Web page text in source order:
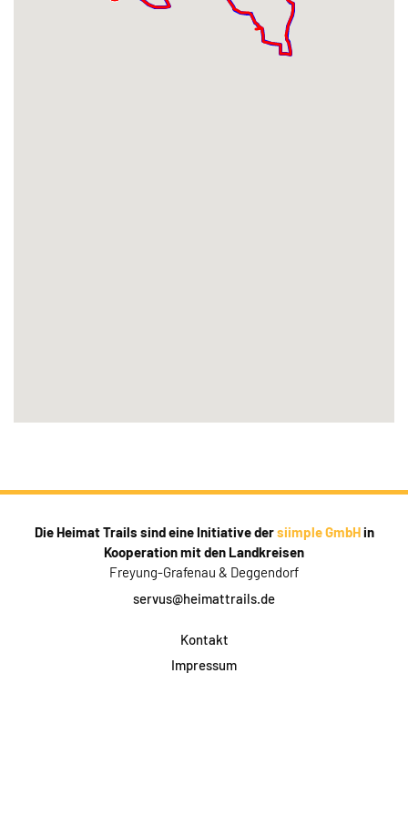
Die Heimat Trails sind eine Initiative dersiimple GmbHin
Kooperation mit den Landkreisen
Freyung-Grafenau & Deggendorf
servus@heimattrails.de
Kontakt
Impressum